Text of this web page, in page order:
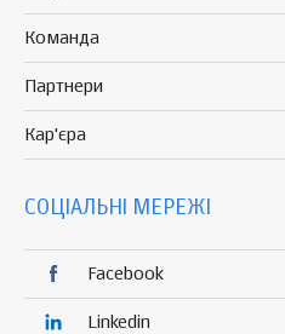
Команда
Партнери
Кар'єра
СОЦІАЛЬНІ МЕРЕЖІ
Facebook
Linkedin